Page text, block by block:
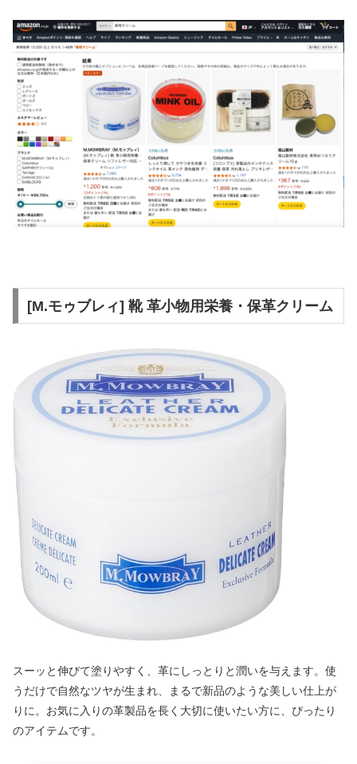
[M.モゥブレィ] 靴 革小物用栄養・保革クリーム
スーッと伸びて塗りやすく、革にしっとりと潤いを与えます。使
うだけで自然なツヤが生まれ、まるで新品のような美しい仕上が
りに。お気に入りの革製品を長く大切に使いたい方に、ぴったり
のアイテムです。